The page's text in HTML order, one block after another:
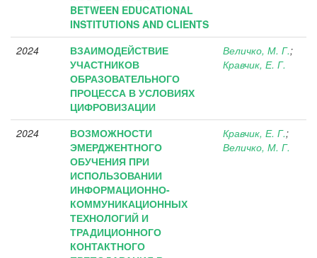
BETWEEN EDUCATIONAL
INSTITUTIONS AND CLIENTS
2024
ВЗАИМОДЕЙСТВИЕ
УЧАСТНИКОВ
ОБРАЗОВАТЕЛЬНОГО
ПРОЦЕССА В УСЛОВИЯХ
ЦИФРОВИЗАЦИИ
Величко, М. Г.;
Кравчик, Е. Г.
2024
ВОЗМОЖНОСТИ
ЭМЕРДЖЕНТНОГО
ОБУЧЕНИЯ ПРИ
ИСПОЛЬЗОВАНИИ
ИНФОРМАЦИОННО-
КОММУНИКАЦИОННЫХ
ТЕХНОЛОГИЙ И
ТРАДИЦИОННОГО
КОНТАКТНОГО
Кравчик, Е. Г.;
Величко, М. Г.